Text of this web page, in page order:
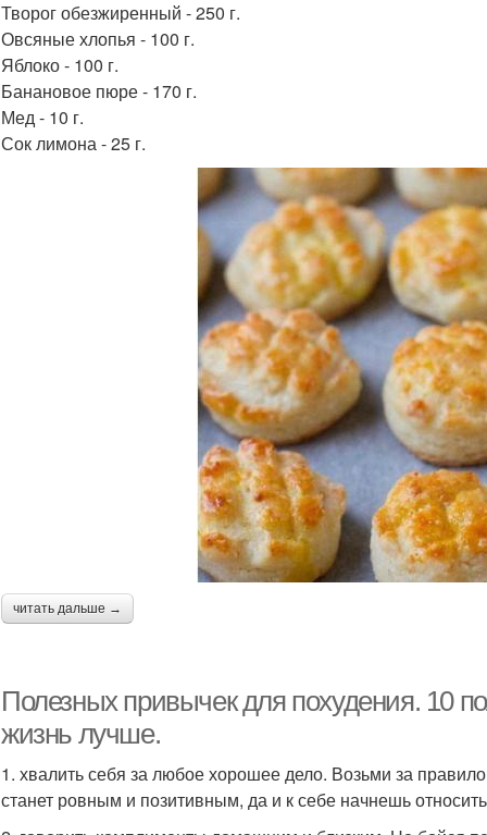
Творог обезжиренный - 250 г.
Овсяные хлопья - 100 г.
Яблоко - 100 г.
Банановое пюре - 170 г.
Мед - 10 г.
Сок лимона - 25 г.
читать дальше →
Полезных привычек для похудения. 10
жизнь лучше.
1. хвалить себя за любое хорошее дело. Возьми за
станет ровным и позитивным, да и к себе начнешь